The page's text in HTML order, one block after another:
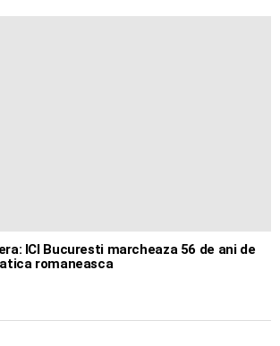
ICI Bucuresti marcheaza 56 de ani de
romaneasca